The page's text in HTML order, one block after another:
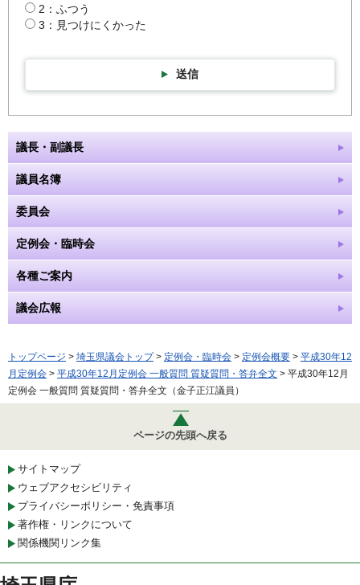
2：ふつう
3：見つけにくかった
送信
議長・副議長
議員名簿
委員会
定例会・臨時会
各種ご案内
議会広報
トップページ > 埼玉県議会トップ> 定例会・臨時会 > 定例会概要 > 平成30年12
月定例会 > 平成30年12月定例会 一般質問 質疑質問・答弁全文 > 平成30年12月
定例会 一般質問 質疑質問・答弁全文（金子正江議員）
ページの先頭へ戻る
サイトマップ
ウェブアクセシビリティ
プライバシーポリシー・免責事項
著作権・リンクについて
関係機関リンク集